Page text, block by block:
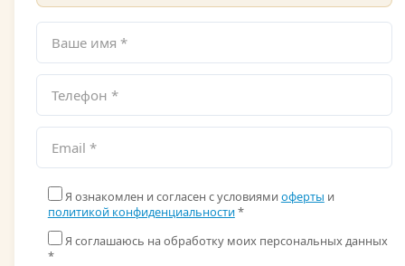
Я ознакомлен и согласен с условиями оферты и
политикой конфиденциальности*
Я соглашаюсь на обработку моих персональных данных
*